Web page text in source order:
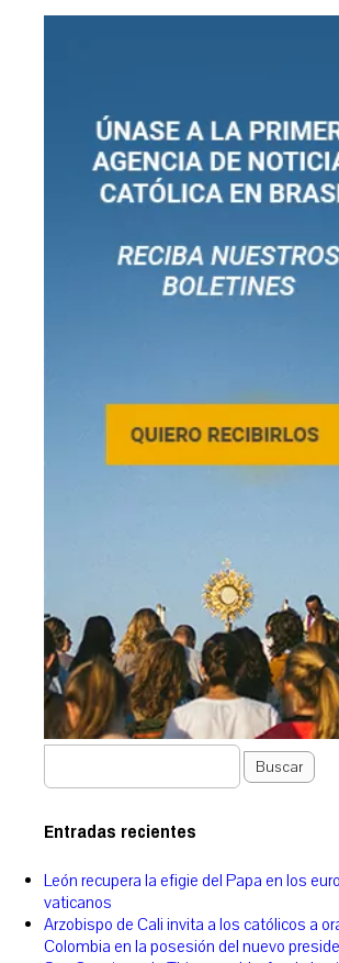
Buscar
Entradas recientes
León recupera la efigie del Papa en los
vaticanos
Arzobispo de Cali invita a los católicos a
Colombia en la posesión del nuevo